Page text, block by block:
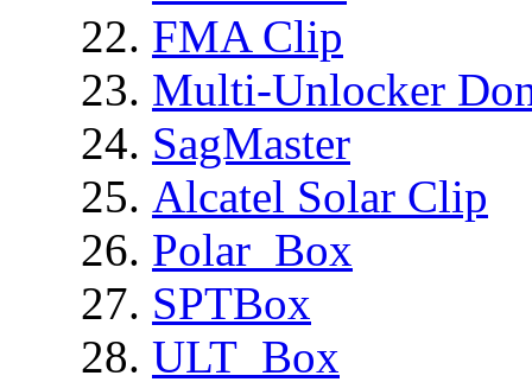
FMA Clip
Multi-Unlocker
SagMaster
Alcatel Solar Clip
Polar_Box
SPTBox
ULT_Box